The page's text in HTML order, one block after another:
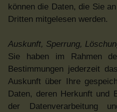
können die Daten, die Sie
Dritten mitgelesen werden.
Auskunft, Sperrung,
Sie haben im Rahmen
Bestimmungen jederzeit
Auskunft über Ihre
Daten, deren Herkunft und
der Datenverarbeitung